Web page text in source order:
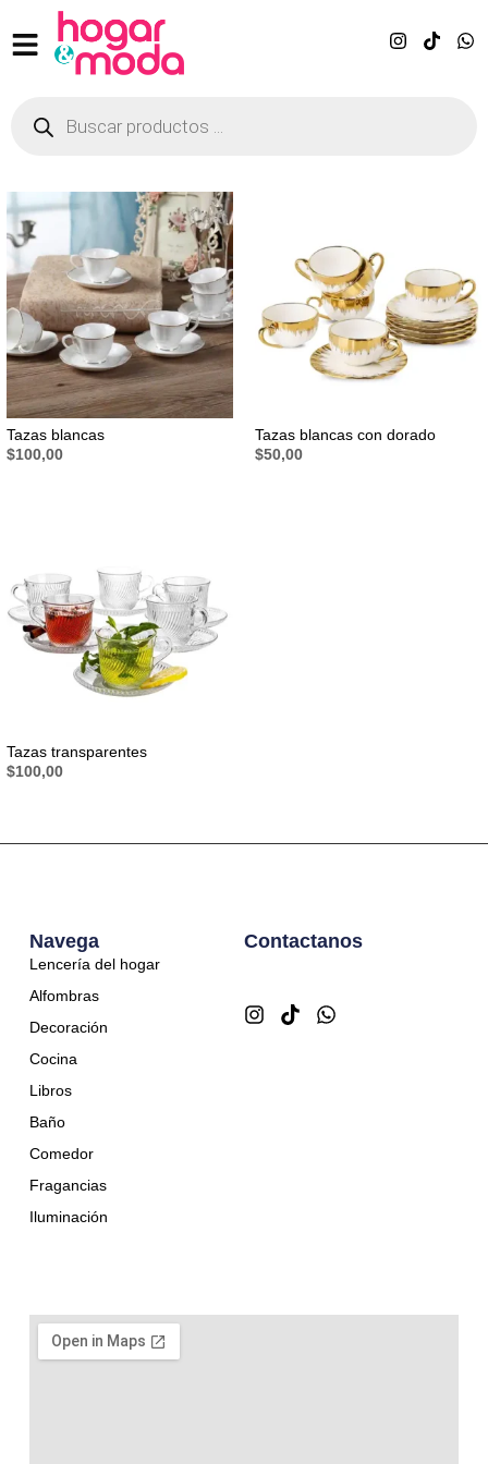
Tazas blancas
$100,00
Tazas blancas con dorado
$50,00
Tazas transparentes
$100,00
Navega
Lencería del hogar
Alfombras
Decoración
Cocina
Libros
Baño
Comedor
Fragancias
Iluminación
Contactanos